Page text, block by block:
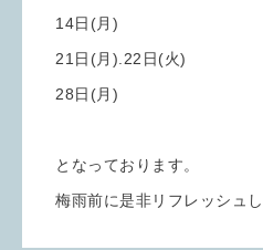
14日(月)
21日(月).22日(火)
28日(月)
となっております。
梅雨前に是非リフレッシュ